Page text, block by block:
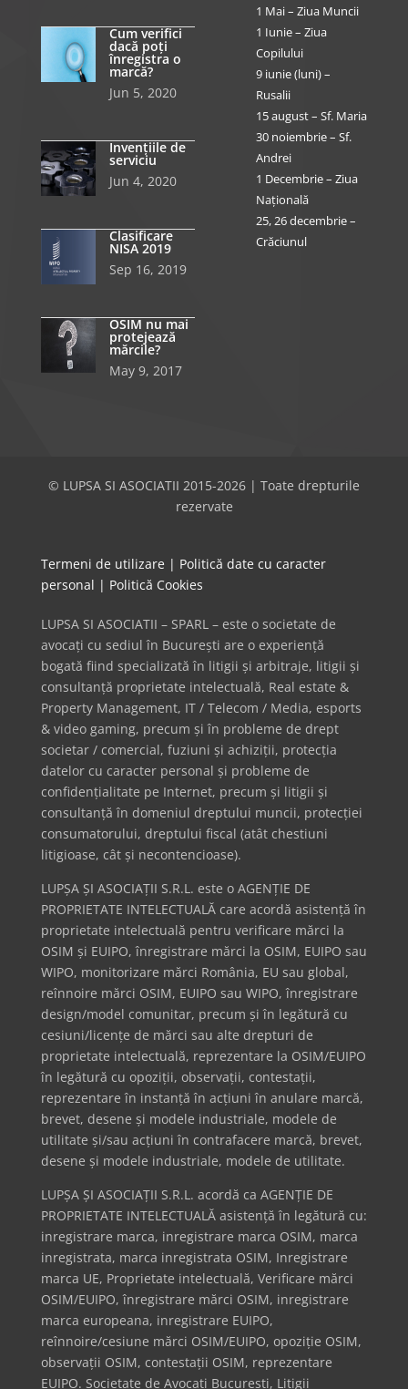
Cum verifici
dacă poți
înregistra o
marcă?
Jun 5, 2020
Invențiile de
serviciu
Jun 4, 2020
Clasificare
NISA 2019
Sep 16, 2019
OSIM nu mai
protejează
mărcile?
May 9, 2017
1 Mai – Ziua Muncii
1 Iunie – Ziua
Copilului
9 iunie (luni) –
Rusalii
15 august – Sf. Maria
30 noiembrie – Sf.
Andrei
1 Decembrie – Ziua
Națională
25, 26 decembrie –
Crăciunul
© LUPSA SI ASOCIATII 2015-2026 | Toate drepturile
rezervate
Termeni de utilizare | Politică date cu caracter
personal | Politică Cookies
LUPSA SI ASOCIATII – SPARL – este o societate de
avocați cu sediul în București are o experiență
bogată fiind specializată în litigii și arbitraje, litigii și
consultanță proprietate intelectuală, Real estate &
Property Management, IT / Telecom / Media, esports
& video gaming, precum și în probleme de drept
societar / comercial, fuziuni și achiziții, protecția
datelor cu caracter personal și probleme de
confidențialitate pe Internet, precum și litigii și
consultanță în domeniul dreptului muncii, protecției
consumatorului, dreptului fiscal (atât chestiuni
litigioase, cât și necontencioase).
LUPȘA ȘI ASOCIAȚII S.R.L. este o AGENȚIE DE
PROPRIETATE INTELECTUALĂ care acordă asistență în
proprietate intelectuală pentru verificare mărci la
OSIM și EUIPO, înregistrare mărci la OSIM, EUIPO sau
WIPO, monitorizare mărci România, EU sau global,
reînnoire mărci OSIM, EUIPO sau WIPO, înregistrare
design/model comunitar, precum și în legătură cu
cesiuni/licențe de mărci sau alte drepturi de
proprietate intelectuală, reprezentare la OSIM/EUIPO
în legătură cu opoziții, observații, contestații,
reprezentare în instanță în acțiuni în anulare marcă,
brevet, desene și modele industriale, modele de
utilitate și/sau acțiuni în contrafacere marcă, brevet,
desene și modele industriale, modele de utilitate.
LUPȘA ȘI ASOCIAȚII S.R.L. acordă ca AGENȚIE DE
PROPRIETATE INTELECTUALĂ asistență în legătură cu:
inregistrare marca, inregistrare marca OSIM, marca
inregistrata, marca inregistrata OSIM, Inregistrare
marca UE, Proprietate intelectuală, Verificare mărci
OSIM/EUIPO, înregistrare mărci OSIM, inregistrare
marca europeana, inregistrare EUIPO,
reînnoire/cesiune mărci OSIM/EUIPO, opoziție OSIM,
observații OSIM, contestații OSIM, reprezentare
EUIPO. Societate de Avocați București, Litigii